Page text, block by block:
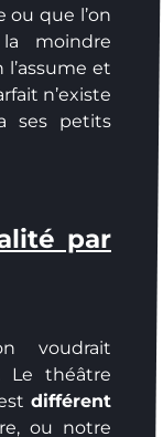
ou que l’on
moindre
l’assume et
n’existe
ses petits
par
voudrait
Le théâtre
différent
ou notre